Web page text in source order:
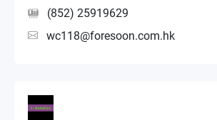
(852) 25919629
wc118@foresoon.com.hk